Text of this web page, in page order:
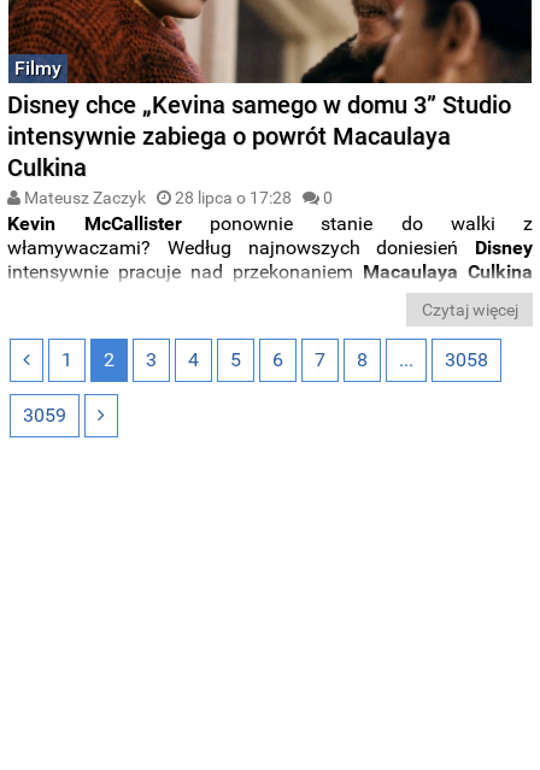
Filmy
Disney chce „Kevina samego w domu 3” Studio
intensywnie zabiega o powrót Macaulaya
Culkina
Mateusz Zaczyk 28 lipca o 17:28 0
Kevin McCallisterponownie stanie do walki z
włamywaczami? Według najnowszych doniesień Disney
intensywnie pracuje nad przekonaniem Macaulaya Culkina
do powrotu do roli, która uczyniła go jedną z największych
dziecięcych gwiazd kina. Co więcej, aktor ma już gotowy
pomysł na fabułę nowego filmu.
Czytaj więcej
1 2 3 4 5 6 7 8 ... 3058
3059